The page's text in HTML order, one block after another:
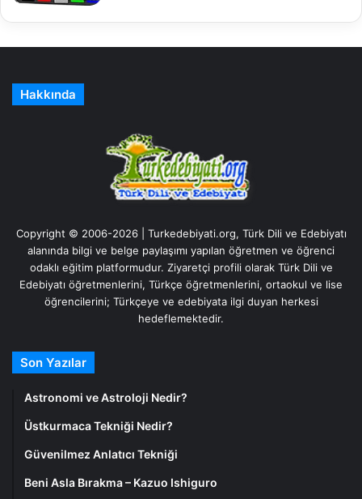
Hakkında
Copyright © 2006-2026 | Turkedebiyati.org, Türk Dili ve Edebiyatı
alanında bilgi ve belge paylaşımı yapılan öğretmen ve öğrenci
odaklı eğitim platformudur. Ziyaretçi profili olarak Türk Dili ve
Edebiyatı öğretmenlerini, Türkçe öğretmenlerini, ortaokul ve lise
öğrencilerini; Türkçeye ve edebiyata ilgi duyan herkesi
hedeflemektedir.
Son Yazılar
Astronomi ve Astroloji Nedir?
Üstkurmaca Tekniği Nedir?
Güvenilmez Anlatıcı Tekniği
Beni Asla Bırakma – Kazuo Ishiguro